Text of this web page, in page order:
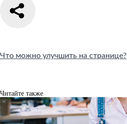
Что можно улучшить на странице?
Читайте также